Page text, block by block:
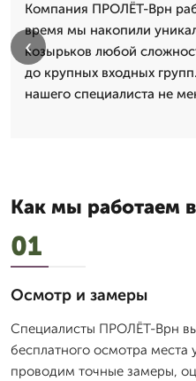
Компания ПРОЛЁТ-Врн
время мы накопили
козырьков любой
до крупных входных
нашего специалиста не
‹
Как мы работаем в
01
Осмотр и замеры
Специалисты ПРОЛЁТ-Врн
бесплатного осмотра места
проводим точные замеры,